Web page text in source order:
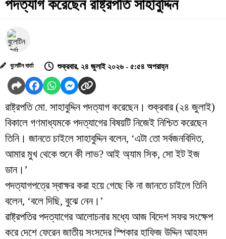
পদত্যাগ করেছেন রাষ্ট্রপতি সাহাবুদ্দিন
বুলেটিন বার্তা শুক্রবার, ২৪ জুলাই ২০২৬ - ৫:৫৪ অপরাহ্ন
রাষ্ট্রপতি মো. সাহাবুদ্দিন পদত্যাগ করেছেন। শুক্রবার (২৪ জুলাই)
বিকালে গণমাধ্যমকে পদত্যাগের বিষয়টি নিজেই নিশ্চিত করেছেন
তিনি। জানতে চাইলে সাহাবুদ্দিন বলেন, ‘এটা তো সর্বজনবিদিত,
আমার মুখ থেকে শুনে কী লাভ? আই অ্যাম সিক, সো ইট ইজ
ডান।’
পদত্যাগপত্রে স্বাক্ষর করা হয়ে গেছে কি না জানতে চাইলে তিনি
বলেন, ‘বলে দিছি, বুঝে নেন।’
রাষ্ট্রপতির পদত্যাগের আলোচনার মধ্যে আজ বিদেশ সফর সংক্ষেপ
করে দেশে ফেরেন জাতীয় সংসদের স্পিকার হাফিজ উদ্দিন আহমদ